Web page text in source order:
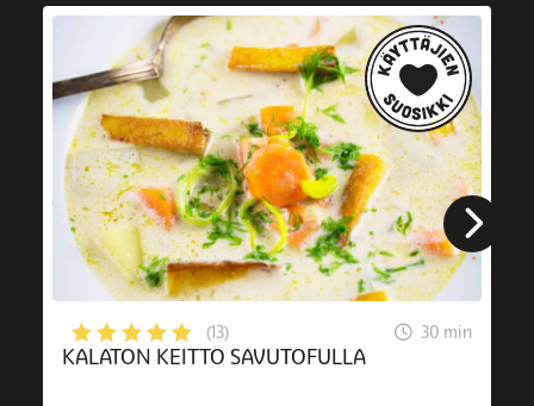
(13) 30 min
KALATON KEITTO SAVUTOFULLA